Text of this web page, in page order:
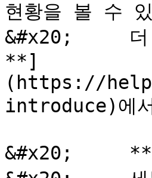
현황을 볼 수
&#x20;     더
**]
(https://
introduce)에
&#x20;     **